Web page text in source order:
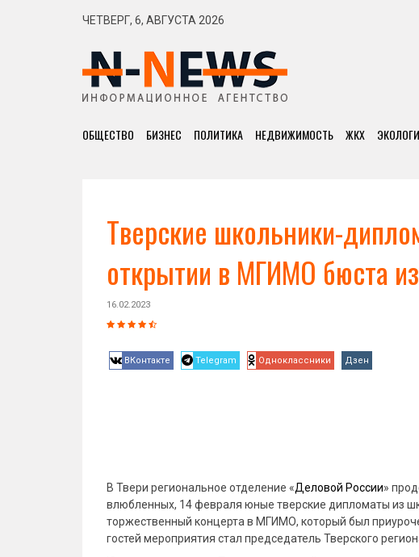
ЧЕТВЕРГ, 6, АВГУСТА 2026
ОБЩЕСТВО БИЗНЕС ПОЛИТИКА НЕДВИЖИМОСТЬ ЖКХ
Тверские школьники-
открытии в МГИМО бюста
16.02.2023
ВКонтакте Telegram Одноклассники Дзен
В Твери региональное отделение «Деловой России»
влюбленных, 14 февраля юные тверские дипломаты из
торжественный концерта в МГИМО, который был
гостей мероприятия стал председатель Тверского